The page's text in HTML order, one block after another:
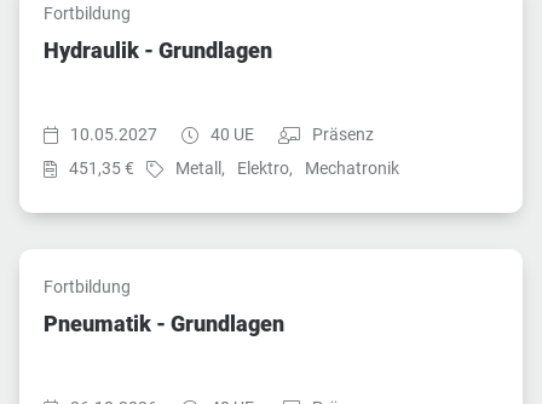
Fortbildung
Hydraulik - Grundlagen
Startzeit:
10.05.2027 Dauer:
40 UE Teilnahmeart:
Präsenz
Preis:
451,35 € Fach:
Metall, Fach:
Elektro, Fach:
Mechatronik
Fortbildung
Pneumatik - Grundlagen